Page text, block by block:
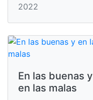
2022
En las buenas y
en las malas